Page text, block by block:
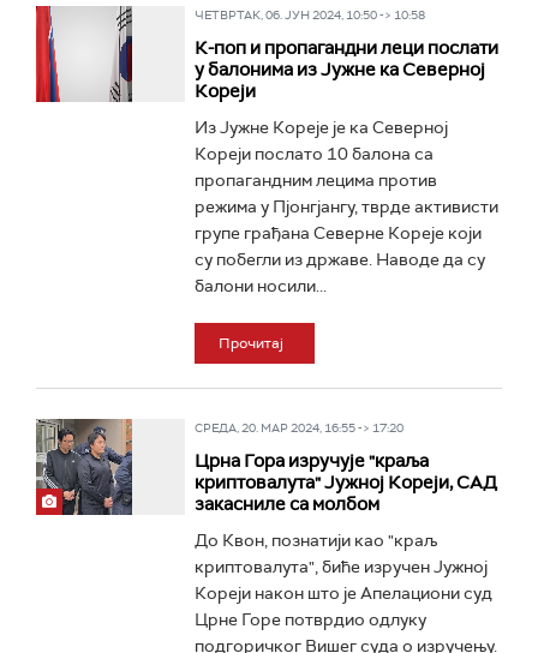
ЧЕТВРТАК, 06. ЈУН 2024, 10:50 -> 10:58
К-поп и пропагандни леци послати
у балонима из Јужне ка Северној
Кореји
Из Јужне Кореје је ка Северној
Кореји послато 10 балона са
пропагандним лецима против
режима у Пјонгјангу, тврде активисти
групе грађана Северне Кореје који
су побегли из државе. Наводе да су
балони носили...
Прочитај
СРЕДА, 20. МАР 2024, 16:55 -> 17:20
Црна Гора изручује "краља
криптовалута" Јужној Кореји, САД
закасниле са молбом
До Квон, познатији као "краљ
криптовалута", биће изручен Јужној
Кореји након што је Апелациони суд
Црне Горе потврдио одлуку
подгоричког Вишег суда о изручењу.